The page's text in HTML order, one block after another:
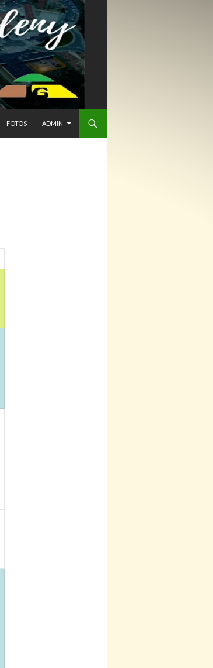
FOTOS ADMIN